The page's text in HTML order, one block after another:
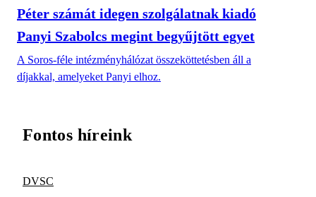
Péter számát idegen szolgálatnak kiadó
Panyi Szabolcs megint begyűjtött egyet
A Soros-féle intézményhálózat összeköttetésben áll a
díjakkal, amelyeket Panyi elhoz.
Fontos híreink
DVSC